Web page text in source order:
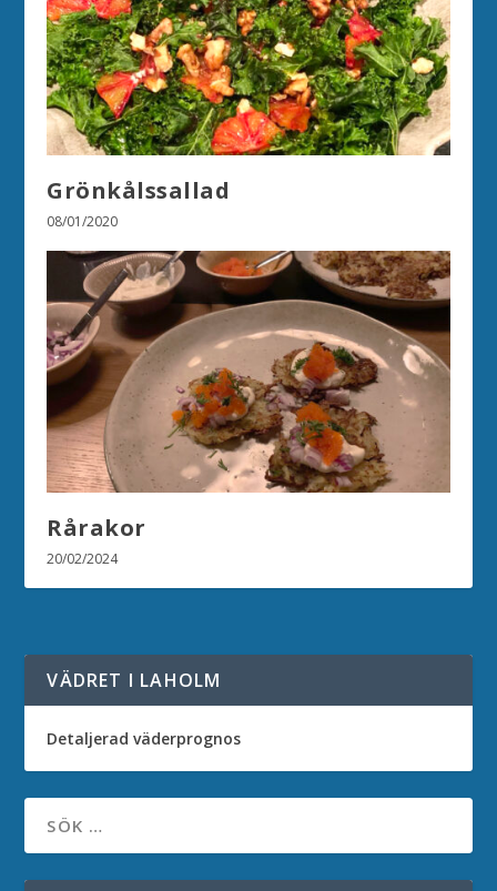
Grönkålssallad
08/01/2020
Rårakor
20/02/2024
VÄDRET I LAHOLM
Detaljerad väderprognos